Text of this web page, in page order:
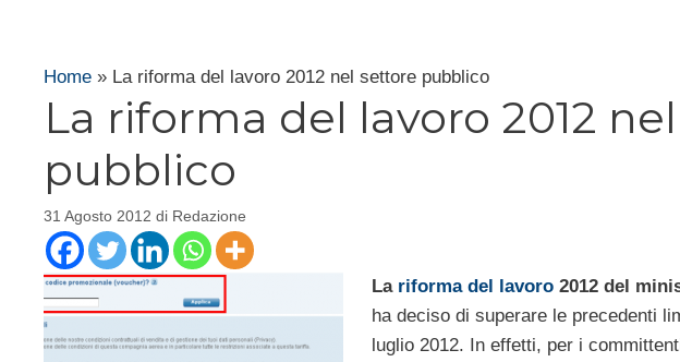
Home » La riforma del lavoro 2012 nel settore pubblico
La riforma del lavoro 2012
pubblico
31 Agosto 2012 di Redazione
La riforma del lavoro2012 del
ha deciso di superare le precedenti
luglio 2012. In effetti, per i